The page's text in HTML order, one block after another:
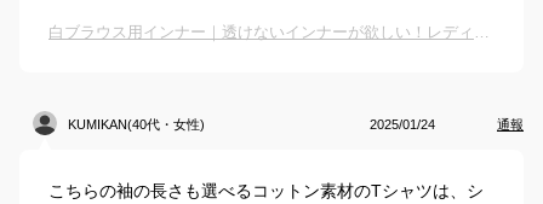
白ブラウス用インナー｜透けないインナーが欲しい！レディース下着のおすすめは？
KUMIKAN(40代・女性) 2025/01/24 通報
こちらの袖の長さも選べるコットン素材のTシャツは、シ